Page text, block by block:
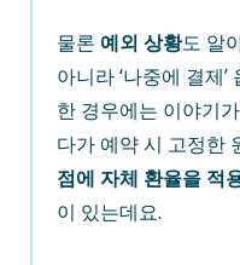
물론 예외 상황도 알
아니라 ‘나중에 결제
한 경우에는 이야기
다가 예약 시 고정한
점에 자체 환율을 적
이 있는데요.